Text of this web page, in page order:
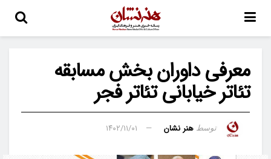
معرفی داوران بخش مسابقه
تئاتر خیابانی تئاتر فجر
توسط هنر نشان ۱۴۰۲/۱۱/۰۱